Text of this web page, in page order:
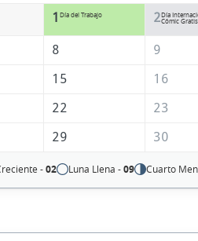
1 Día del Trabajo 2Día
Cómic Gratis
8 9
15 16
22 23
29 30
-02 Luna Llena -09 Cuarto